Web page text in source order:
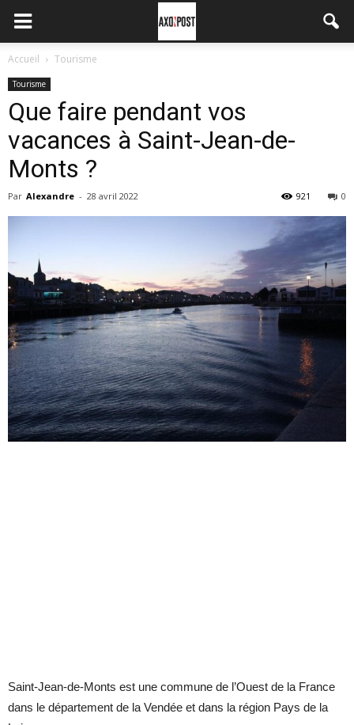
Accueil Tourisme
Tourisme
Que faire pendant vos
vacances à Saint-Jean-de-
Monts ?
Par Alexandre - 28 avril 2022 0
921
Saint-Jean-de-Monts est une commune de l’Ouest de la France
dans le département de la Vendée et dans la région Pays de la